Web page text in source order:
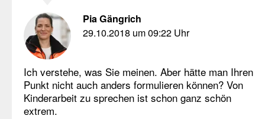
Pia Gängrich
29.10.2018 um 09:22 Uhr
Ich verstehe, was Sie meinen. Aber hätte man Ihren
Punkt nicht auch anders formulieren können? Von
Kinderarbeit zu sprechen ist schon ganz schön
extrem.